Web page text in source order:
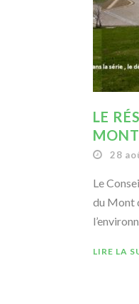
LE
28
Le
du Mont
LIRE LA